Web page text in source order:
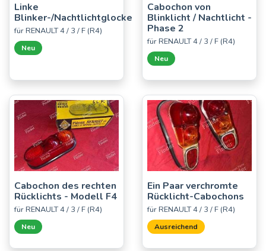
Linke
Blinker-/Nachtlichtglocke
für RENAULT 4 / 3 / F (R4)
Neu
Cabochon von
Blinklicht / Nachtlicht -
Phase 2
für RENAULT 4 / 3 / F (R4)
Neu
Cabochon des rechten
Rücklichts - Modell F4
für RENAULT 4 / 3 / F (R4)
Neu
Ein Paar verchromte
Rücklicht-Cabochons
für RENAULT 4 / 3 / F (R4)
Ausreichend